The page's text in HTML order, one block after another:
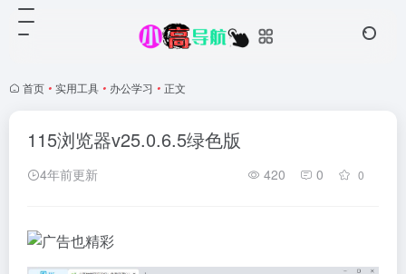
首页 • 实用工具 • 办公学习 • 正文
115浏览器v25.0.6.5绿色版
4年前更新 420 0 0